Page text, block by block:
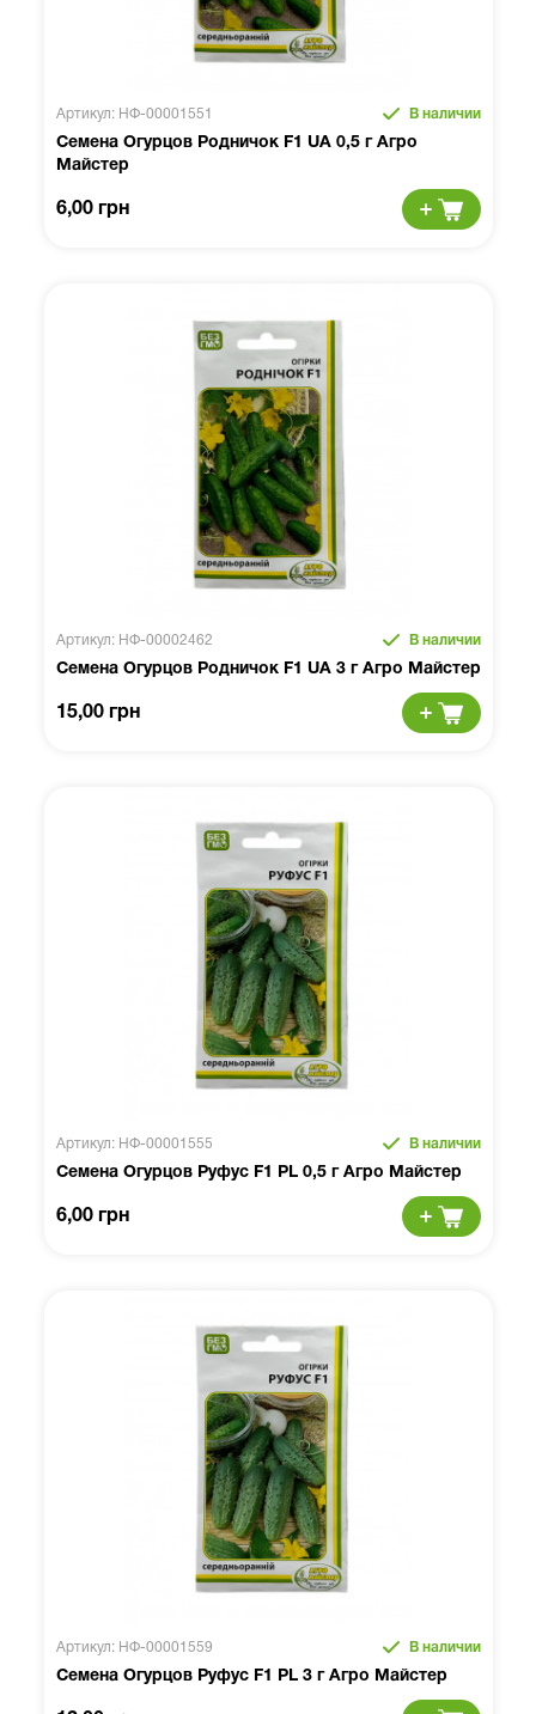
Артикул: НФ-00001551 В наличии
Семена Огурцов Родничок F1 UA 0,5 г Агро
Майстер
6,00 грн
Артикул: НФ-00002462 В наличии
Семена Огурцов Родничок F1 UA 3 г Агро Майстер
15,00 грн
Артикул: НФ-00001555 В наличии
Семена Огурцов Руфус F1 PL 0,5 г Агро Майстер
6,00 грн
Артикул: НФ-00001559 В наличии
Семена Огурцов Руфус F1 PL 3 г Агро Майстер